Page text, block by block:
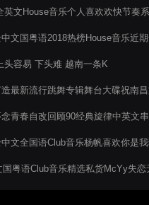
英文House音乐个人喜欢欢快节奏
文国粤语2018热榜House音乐近
头容易 下头难 越南一条K
最新流行跳舞专辑舞台大碟祝南
青春自改回顾90经典旋律中英文
文全国语Club音乐杨帆喜欢你是
国粤语Club音乐精选私货McYy失恋